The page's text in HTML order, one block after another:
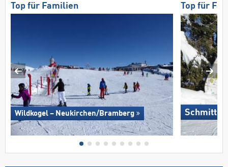
Top für Familien
Wildkogel – Neukirchen/​Bramberg
Top für
Schmitten